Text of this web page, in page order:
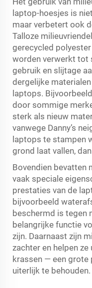
laptop-hoesjes is
maar verbetert ook
Talloze
gerecycled
worden verwerkt tot
gebruik en slijtage
dergelijke
laptops.
door sommige
sterk als nieuw
vanwege Danny’s
laptops te stampen
grond laat vallen,
Bovendien bevatten
vaak speciale
prestaties van de
bijvoorbeeld
beschermd is tegen
belangrijke functie
zijn. Daarnaast zijn
zachter en helpen
krassen — een
uiterlijk te behouden.